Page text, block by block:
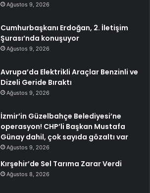
Ağustos 9, 2026
Cumhurbaşkanı Erdoğan, 2. İletişim
Şurası’nda konuşuyor
Ağustos 9, 2026
Avrupa’da Elektrikli Araçlar Benzinli ve
Dizeli Geride Bıraktı
Ağustos 9, 2026
İzmir’in Güzelbahçe Belediyesi’ne
operasyon! CHP’li Başkan Mustafa
Günay dahil, çok sayıda gözaltı var
Ağustos 9, 2026
Kırşehir’de Sel Tarıma Zarar Verdi
Ağustos 8, 2026